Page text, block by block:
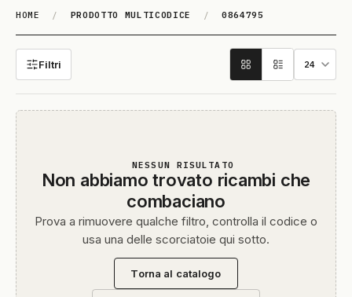
HOME / PRODOTTO MULTICODICE / 0864795
0864795
Filtri
NESSUN RISULTATO
Non abbiamo trovato ricambi che
combaciano
Prova a rimuovere qualche filtro, controlla il codice o
usa una delle scorciatoie qui sotto.
Torna al catalogo